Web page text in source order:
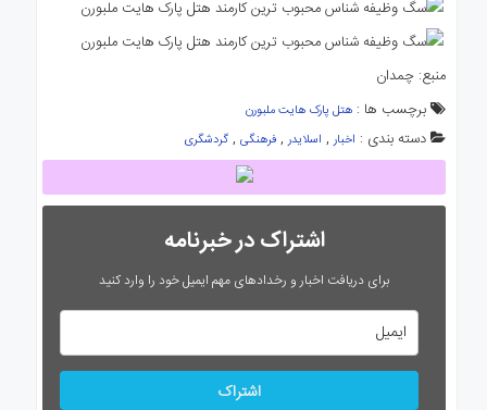
منبع: چمدان
برچسب ها : هتل پارک هایت ملبورن
دسته بندی : اخبار, اسلایدر, فرهنگی, گردشگری
اشتراک در خبرنامه
برای دریافت اخبار و رخدادهای مهم ایمیل خود را وارد کنید
اشتراک